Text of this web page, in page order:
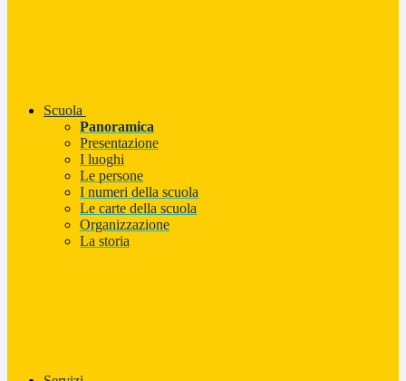
Scuola
Panoramica
Presentazione
I luoghi
Le persone
I numeri della scuola
Le carte della scuola
Organizzazione
La storia